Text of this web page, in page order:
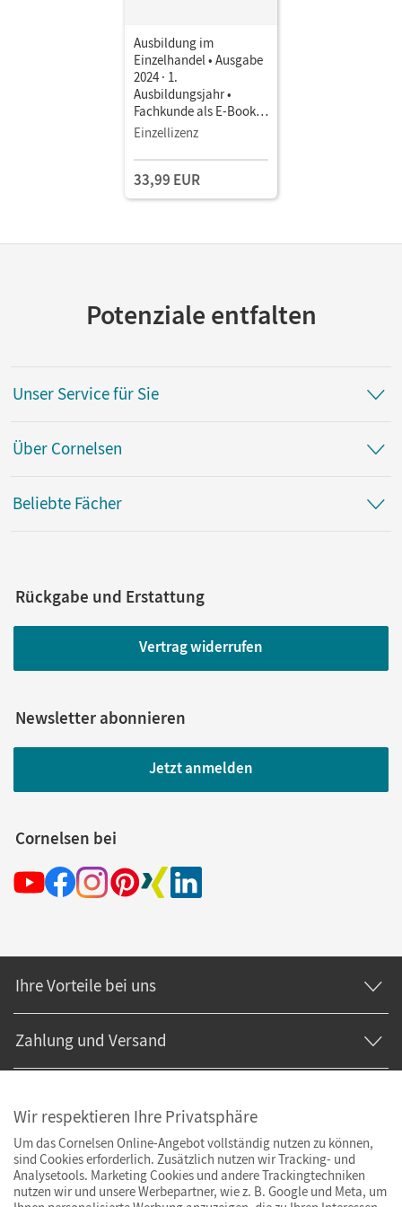
Ausbildung im
Einzelhandel • Ausgabe
2024 · 1.
Ausbildungsjahr •
Fachkunde als E-Book
(3 Jahre) Mit Medien
Einzellizenz
33,99 EUR
Potenziale entfalten
Unser Service für Sie
Über Cornelsen
Beliebte Fächer
Rückgabe und Erstattung
Vertrag widerrufen
Newsletter abonnieren
Jetzt anmelden
Cornelsen bei
Ihre Vorteile bei uns
Zahlung und Versand
Wir respektieren Ihre Privatsphäre
Um das Cornelsen Online-Angebot vollständig nutzen zu können,
sind Cookies erforderlich. Zusätzlich nutzen wir Tracking- und
Analysetools. Marketing Cookies und andere Trackingtechniken
nutzen wir und unsere Werbepartner, wie z. B. Google und Meta, um